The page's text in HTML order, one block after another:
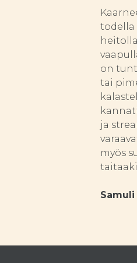
todella
on
tai
ja
myös